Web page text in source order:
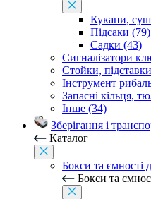
Кукани,
Підсаки (79)
Садки (43)
Сигналізатори
Стойки,
Інструмент
Запасні кільця,
Інше (34)
Зберігання і
Каталог
Бокси та ємності
Бокси та